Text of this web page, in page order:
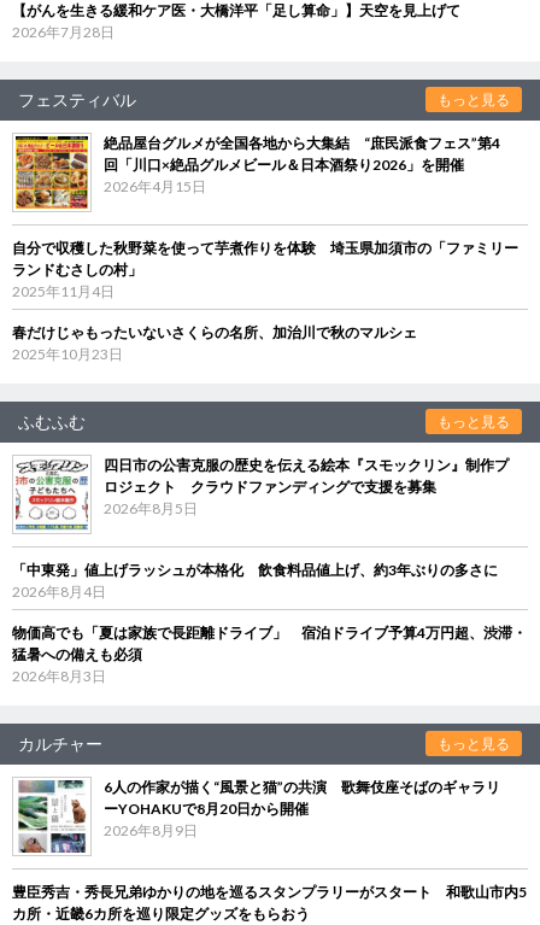
【がんを生きる緩和ケア医・大橋洋平「足し算命」】天空を見上げて
2026年7月28日
フェスティバル もっと見る
絶品屋台グルメが全国各地から大集結 “庶民派食フェス”第4
回「川口×絶品グルメビール＆日本酒祭り2026」を開催
2026年4月15日
自分で収穫した秋野菜を使って芋煮作りを体験 埼玉県加須市の「ファミリー
ランドむさしの村」
2025年11月4日
春だけじゃもったいないさくらの名所、加治川で秋のマルシェ
2025年10月23日
ふむふむ もっと見る
四日市の公害克服の歴史を伝える絵本『スモックリン』制作プ
ロジェクト クラウドファンディングで支援を募集
2026年8月5日
「中東発」値上げラッシュが本格化 飲食料品値上げ、約3年ぶりの多さに
2026年8月4日
物価高でも「夏は家族で長距離ドライブ」 宿泊ドライブ予算4万円超、渋滞・
猛暑への備えも必須
2026年8月3日
カルチャー もっと見る
6人の作家が描く“風景と猫”の共演 歌舞伎座そばのギャラリ
ーYOHAKUで8月20日から開催
2026年8月9日
豊臣秀吉・秀長兄弟ゆかりの地を巡るスタンプラリーがスタート 和歌山市内5
カ所・近畿6カ所を巡り限定グッズをもらおう